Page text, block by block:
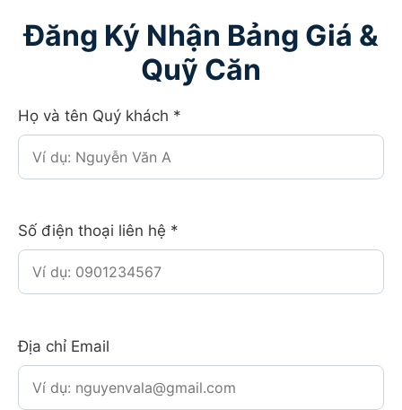
Đăng Ký Nhận Bảng Giá &
Quỹ Căn
Họ và tên Quý khách *
Số điện thoại liên hệ *
Địa chỉ Email